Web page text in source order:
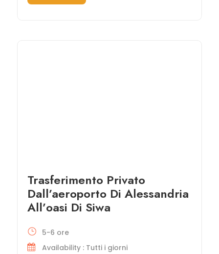
Trasferimento Privato
Dall’aeroporto Di Alessandria
All’oasi Di Siwa
5-6 ore
Availability : Tutti i giorni